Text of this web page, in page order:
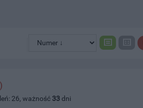
26, ważność 33 dni